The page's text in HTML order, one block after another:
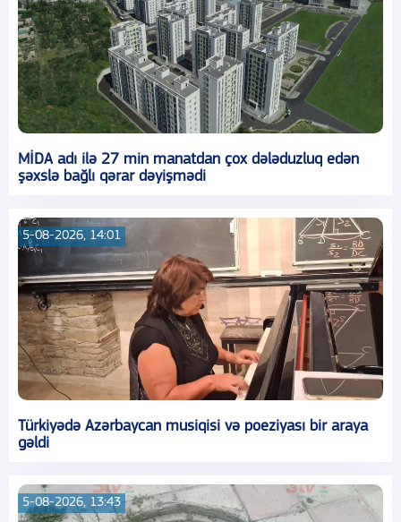
MİDA adı ilə 27 min manatdan çox dələduzluq edən
şəxslə bağlı qərar dəyişmədi
5-08-2026, 14:01
Türkiyədə Azərbaycan musiqisi və poeziyası bir araya
gəldi
5-08-2026, 13:43